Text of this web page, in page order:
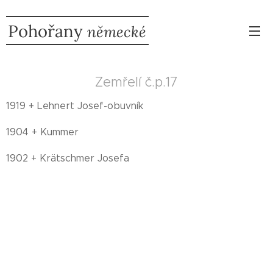
Pohořany německé
Zemřelí č.p.17
1919 + Lehnert Josef-obuvník
1904 + Kummer
1902 + Krätschmer Josefa